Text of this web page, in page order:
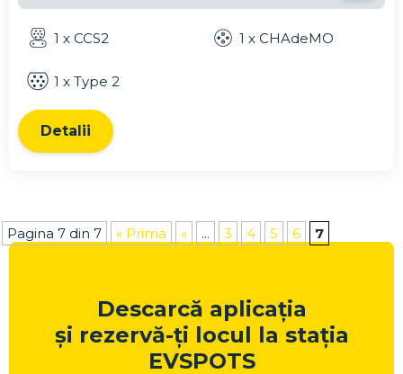
1 x CCS2 1 x CHAdeMO
1 x Type 2
Detalii
Pagina 7 din 7 « Prima « ... 3 4 5 6 7
Descarcă aplicația
și rezervă-ți locul la stația
EVSPOTS